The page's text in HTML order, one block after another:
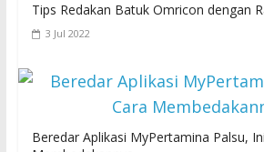
Tips Redakan Batuk Omricon dengan
3 Jul 2022
Beredar Aplikasi MyPertamina Palsu,